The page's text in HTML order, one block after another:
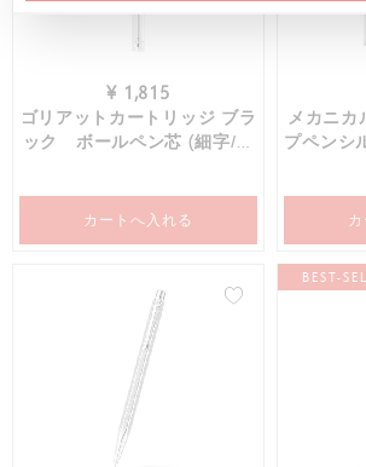
¥ 1,815
ゴリアットカートリッジ ブラ
ック ボールペン芯 (細字/中
カートへ入れる
メカニカ
プペンシ
BEST-